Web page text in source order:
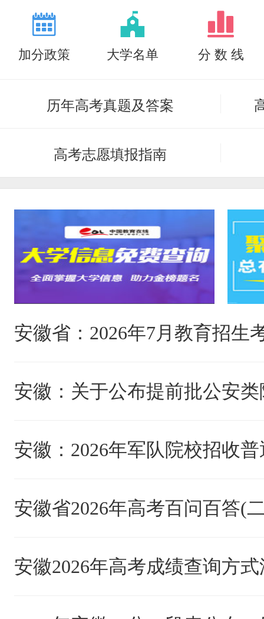
加分政策 大学名单 分 数 线
历年高考真题及答案
高考志愿填报指南
安徽省：2026年7月教育招生
安徽省2026年高考百问百答(
安徽2026年高考成绩查询方